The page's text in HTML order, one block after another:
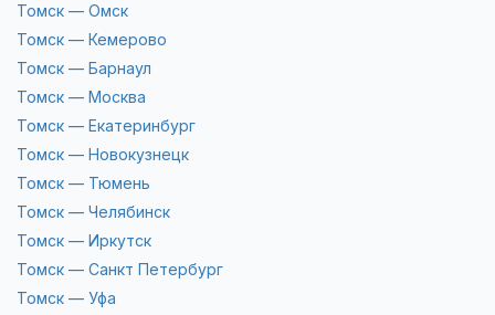
Томск — Омск
Томск — Кемерово
Томск — Барнаул
Томск — Москва
Томск — Екатеринбург
Томск — Новокузнецк
Томск — Тюмень
Томск — Челябинск
Томск — Иркутск
Томск — Санкт Петербург
Томск — Уфа